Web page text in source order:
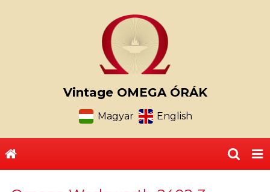
Vintage OMEGA ÓRÁK
Magyar English